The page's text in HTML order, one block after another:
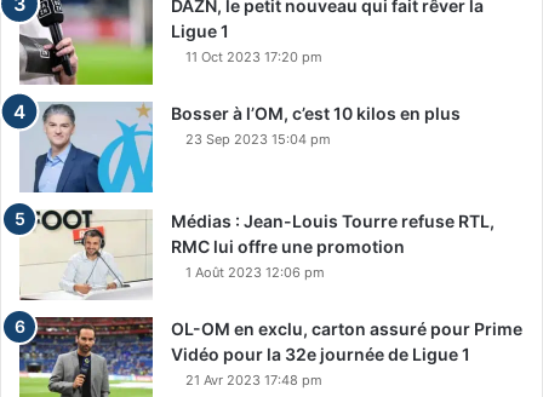
DAZN, le petit nouveau qui fait rêver la
Ligue 1
11 Oct 2023 17:20 pm
Bosser à l’OM, c’est 10 kilos en plus
23 Sep 2023 15:04 pm
Médias : Jean-Louis Tourre refuse RTL,
RMC lui offre une promotion
1 Août 2023 12:06 pm
OL-OM en exclu, carton assuré pour Prime
Vidéo pour la 32e journée de Ligue 1
21 Avr 2023 17:48 pm